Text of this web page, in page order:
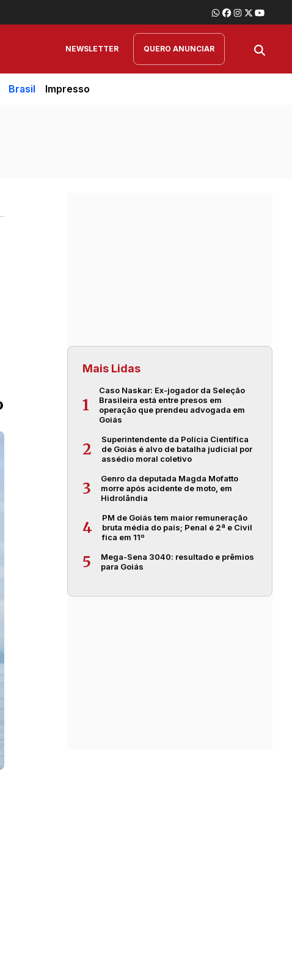
NEWSLETTER QUERO ANUNCIAR
Brasil Impresso
Mais Lidas
1
Caso Naskar: Ex-jogador da Seleção
Brasileira está entre presos em
operação que prendeu advogada em
Goiás
2
Superintendente da Polícia Científica
de Goiás é alvo de batalha judicial por
assédio moral coletivo
3
Genro da deputada Magda Mofatto
morre após acidente de moto, em
Hidrolândia
4
PM de Goiás tem maior remuneração
bruta média do país; Penal é 2ª e Civil
fica em 11º
5
Mega-Sena 3040: resultado e prêmios
para Goiás